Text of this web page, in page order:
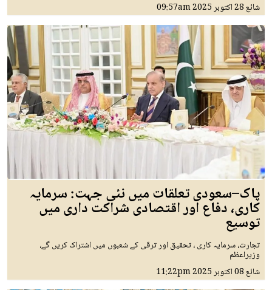
شائع28 اکتوبر 2025 09:57am
پاک–سعودی تعلقات میں نئی جہت: سرمایہ
کاری، دفاع اور اقتصادی شراکت داری میں
توسیع
تجارت، سرمایہ کاری ، تحقیق اور ترقی کے شعبوں میں اشتراک کریں گے،
وزیراعظم
شائع08 اکتوبر 2025 11:22pm